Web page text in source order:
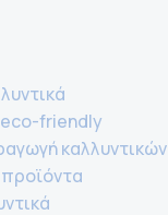
eco-friendly
καλλυντικών